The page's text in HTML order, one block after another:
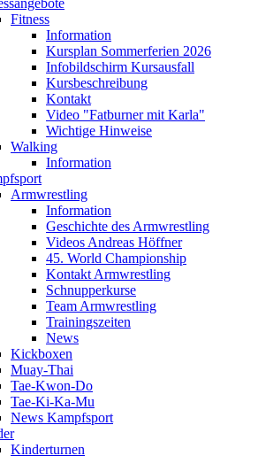
Fitness
Information
Kursplan Sommerferien 2026
Infobildschirm Kursausfall
Kursbeschreibung
Kontakt
Video "Fatburner mit Karla"
Wichtige Hinweise
Walking
Information
Armwrestling
Information
Geschichte des Armwrestling
Videos Andreas Höffner
45. World Championship
Kontakt Armwrestling
Schnupperkurse
Team Armwrestling
Trainingszeiten
News
Kickboxen
Muay-Thai
Tae-Kwon-Do
Tae-Ki-Ka-Mu
News Kampfsport
Kinderturnen